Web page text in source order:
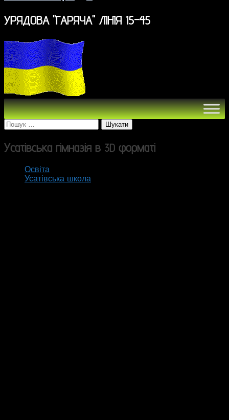
УРЯДОВА "ГАРЯЧА" ЛІНІЯ 15-45
Пошук:
Усатівська гімназія в 3D форматі
Освіта
Усатівська школа